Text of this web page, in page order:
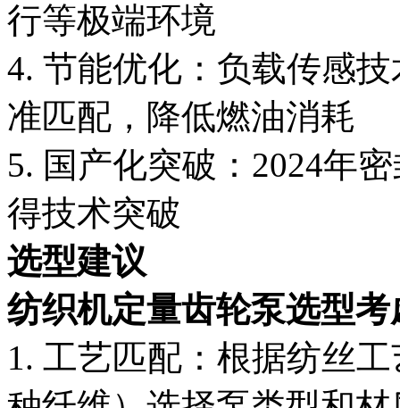
行等极端环境
4. 节能优化：负载传感
准匹配，降低燃油消耗
5. 国产化突破：2024年
得技术突破
选型建议
纺织机定量齿轮泵选型考
1. 工艺匹配：根据纺丝